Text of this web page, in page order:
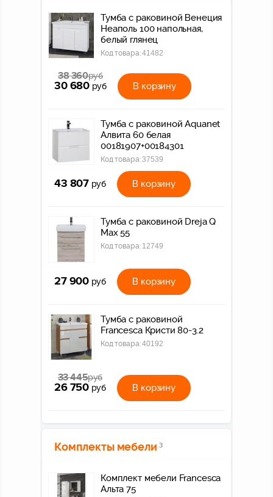
Тумба с раковиной Венеция
Неаполь 100 напольная,
белый глянец
Код товара:41482
38 360руб
30 680 руб В корзину
Тумба с раковиной Aquanet
Алвита 60 белая
00181907+00184301
Код товара:37539
43 807 руб В корзину
Тумба c раковиной Dreja Q
Max 55
Код товара: 12749
27 900 руб В корзину
Тумба с раковиной
Francesca Кристи 80-3.2
Код товара:40192
33 445руб
26 750 руб В корзину
Комплекты мебели 3
Комплект мебели Francesca
Альта 75